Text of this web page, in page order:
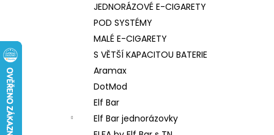
JEDNORÁZOVÉ E-CIGARETY
POD SYSTÉMY
MALÉ E-CIGARETY
S VĚTŠÍ KAPACITOU BATERIE
Aramax
DotMod
Elf Bar
Elf Bar jednorázovky